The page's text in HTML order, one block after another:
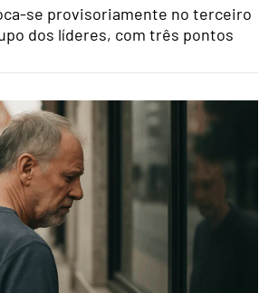
se provisoriamente no terceiro
dos líderes, com três pontos